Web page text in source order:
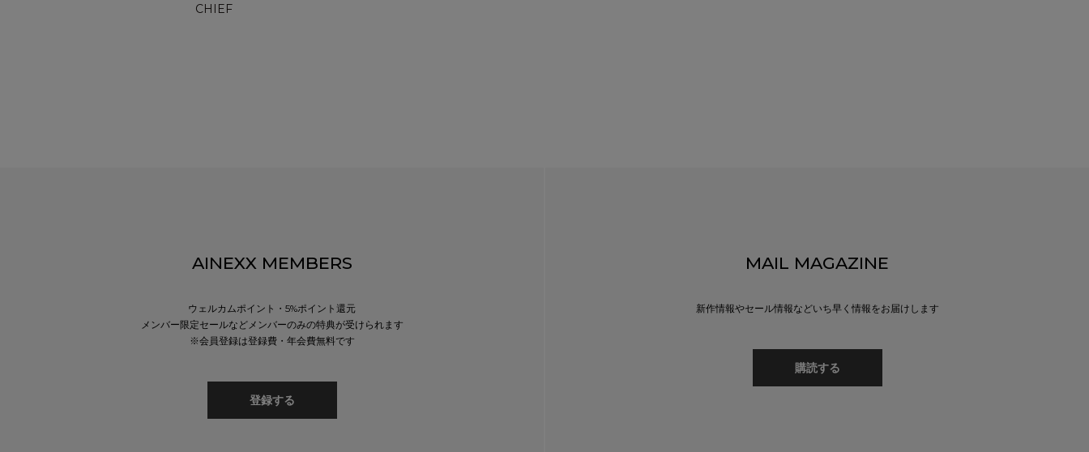
CHIEF
AINEXX MEMBERS
ウェルカムポイント・5%ポイント還元
メンバー限定セールなどメンバーのみの特典が受けられます
※会員登録は登録費・年会費無料です
登録する
MAIL MAGAZINE
新作情報やセール情報などいち早く情報をお届けします
購読する